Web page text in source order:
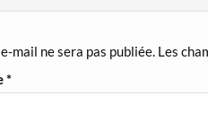
mail ne sera pas publiée. Les
*